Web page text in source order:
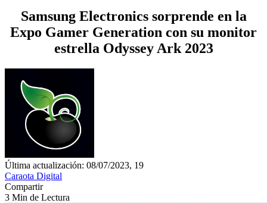
Samsung Electronics sorprende en la
Expo Gamer Generation con su monitor
estrella Odyssey Ark 2023
Última actualización: 08/07/2023, 19
Caraota Digital
Compartir
3 Min de Lectura